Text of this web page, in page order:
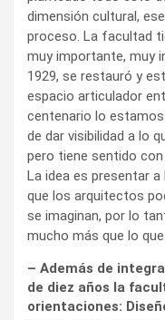
dimensión cultural,
proceso. La facultad
muy importante, muy
1929, se restauró y
espacio articulador
centenario lo
de dar visibilidad a lo
pero tiene sentido
La idea es presentar
que los arquitectos
se imaginan, por lo
mucho más que lo
– Además de
de diez años la
orientaciones: